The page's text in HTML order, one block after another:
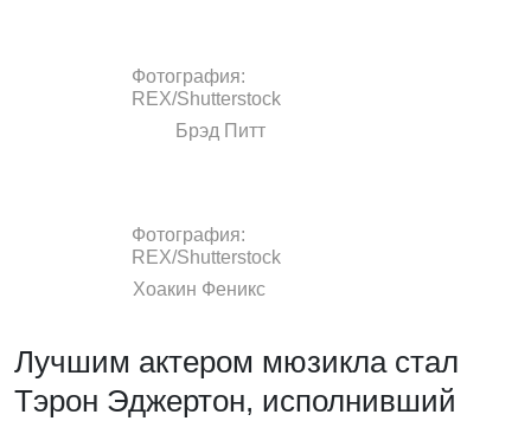
Фотография:
REX/Shutterstock
Брэд Питт
Фотография:
REX/Shutterstock
Хоакин Феникс
Лучшим актером мюзикла стал
Тэрон Эджертон, исполнивший